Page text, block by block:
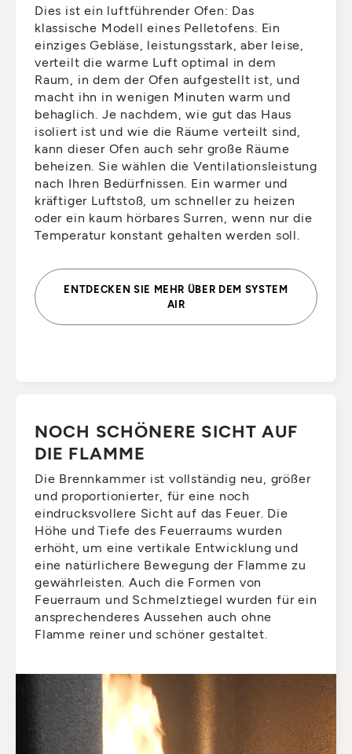
Dies ist ein luftführender Ofen: Das
klassische Modell eines Pelletofens. Ein
einziges Gebläse, leistungsstark, aber leise,
verteilt die warme Luft optimal in dem
Raum, in dem der Ofen aufgestellt ist, und
macht ihn in wenigen Minuten warm und
behaglich. Je nachdem, wie gut das Haus
isoliert ist und wie die Räume verteilt sind,
kann dieser Ofen auch sehr große Räume
beheizen. Sie wählen die Ventilationsleistung
nach Ihren Bedürfnissen. Ein warmer und
kräftiger Luftstoß, um schneller zu heizen
oder ein kaum hörbares Surren, wenn nur die
Temperatur konstant gehalten werden soll.
ENTDECKEN SIE MEHR ÜBER DEM SYSTEM
AIR
NOCH SCHÖNERE SICHT AUF
DIE FLAMME
Die Brennkammer ist vollständig neu, größer
und proportionierter, für eine noch
eindrucksvollere Sicht auf das Feuer. Die
Höhe und Tiefe des Feuerraums wurden
erhöht, um eine vertikale Entwicklung und
eine natürlichere Bewegung der Flamme zu
gewährleisten. Auch die Formen von
Feuerraum und Schmelztiegel wurden für ein
ansprechenderes Aussehen auch ohne
Flamme reiner und schöner gestaltet.